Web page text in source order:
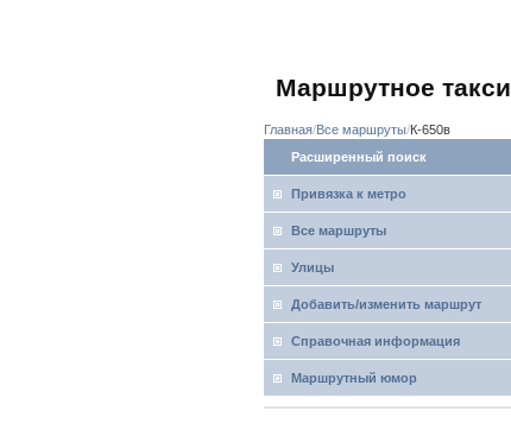
Маршрутное такси
Главная Все маршруты К-650в
Расширенный поиск
Привязка к метро
Все маршруты
Улицы
Добавить/изменить маршрут
Справочная информация
Маршрутный юмор